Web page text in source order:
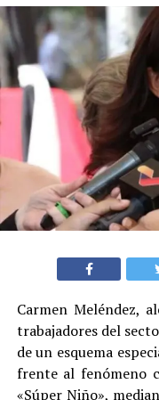
Carmen Meléndez,
trabajadores del
de un esquema
frente al fenómeno
«Súper Niño»,